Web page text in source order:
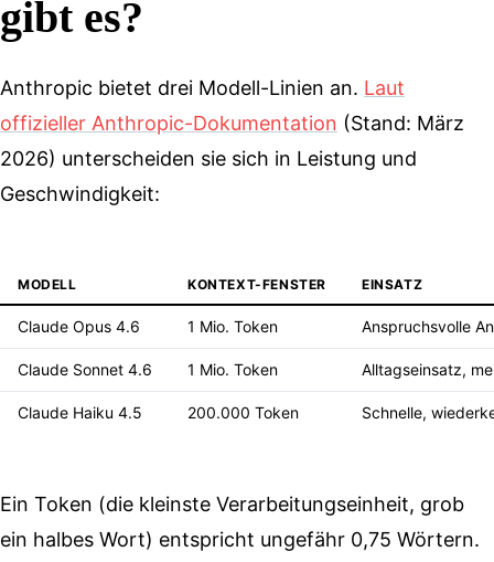
gibt es?
Anthropic bietet drei Modell-Linien an. Laut
offizieller Anthropic-Dokumentation (Stand: März
2026) unterscheiden sie sich in Leistung und
Geschwindigkeit:
MODELL KONTEXT-FENSTER EINSATZ
Claude Opus 4.6 1 Mio. Token Anspruchsvolle
Claude Sonnet 4.6 1 Mio. Token Alltagseinsatz,
Claude Haiku 4.5 200.000 Token Schnelle,
Ein Token (die kleinste Verarbeitungseinheit, grob
ein halbes Wort) entspricht ungefähr 0,75 Wörtern.